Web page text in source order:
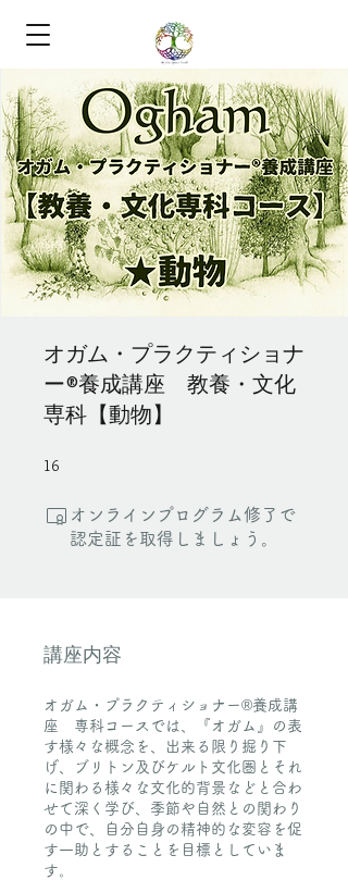
オガム・プラクティショナ
ー®養成講座 教養・文化
専科【動物】
16
オンラインプログラム修了で
認定証を取得しましょう。
講座内容
オガム・プラクティショナー®養成講
座 専科コースでは、『オガム』の表
す様々な概念を、出来る限り掘り下
げ、ブリトン及びケルト文化圏とそれ
に関わる様々な文化的背景などと合わ
せて深く学び、季節や自然との関わり
の中で、自分自身の精神的な変容を促
す一助とすることを目標としていま
す。